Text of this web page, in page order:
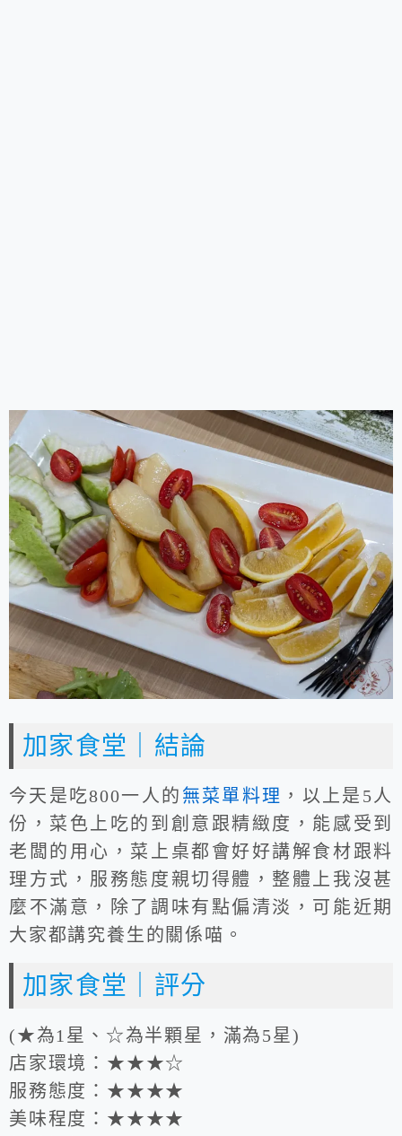
加家食堂｜結論
今天是吃800一人的 無菜單料理 ，以上是5人
份，菜色上吃的到創意跟精緻度，能感受到
老闆的用心，菜上桌都會好好講解食材跟料
理方式，服務態度親切得體，整體上我沒甚
麼不滿意，除了調味有點偏清淡，可能近期
大家都講究養生的關係喵。
加家食堂｜評分
(★為1星、☆為半顆星，滿為5星)
店家環境：★★★☆
服務態度：★★★★
美味程度：★★★★